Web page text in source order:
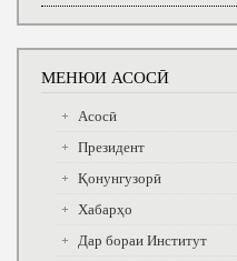
МЕНЮИ АСОСӢ
Асосӣ
Президент
Қонунгузорӣ
Хабарҳо
Дар бораи Институт